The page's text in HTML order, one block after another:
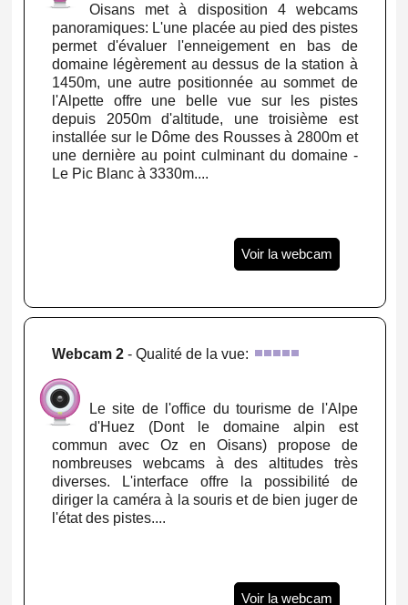
Oisans met à disposition 4 webcams
panoramiques: L'une placée au pied des pistes
permet d'évaluer l'enneigement en bas de
domaine légèrement au dessus de la station à
1450m, une autre positionnée au sommet de
l'Alpette offre une belle vue sur les pistes
depuis 2050m d'altitude, une troisième est
installée sur le Dôme des Rousses à 2800m et
une dernière au point culminant du domaine -
Le Pic Blanc à 3330m....
Voir la webcam
Webcam 2 - Qualité de la vue:
Le site de l'office du tourisme de l'Alpe
d'Huez (Dont le domaine alpin est
commun avec Oz en Oisans) propose de
nombreuses webcams à des altitudes très
diverses. L'interface offre la possibilité de
diriger la caméra à la souris et de bien juger de
l'état des pistes....
Voir la webcam